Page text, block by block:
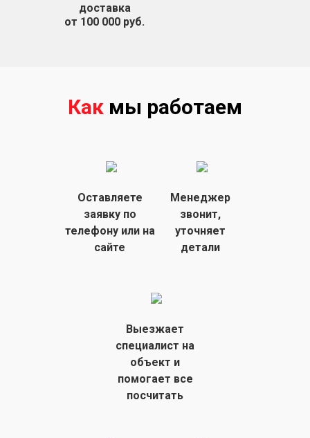
доставка
от 100 000 руб.
Как мы работаем
Оставляете
заявку по
телефону или на
сайте
Менеджер
звонит,
уточняет
детали
Выезжает
специалист на
объект и
помогает все
посчитать